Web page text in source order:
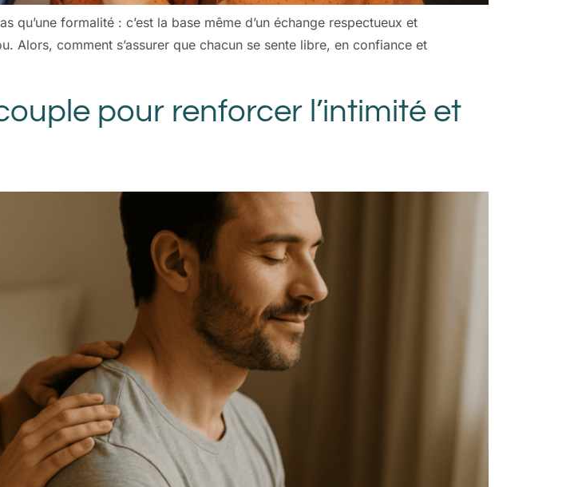
qu’une formalité : c’est la base même d’un échange respectueux et
Alors, comment s’assurer que chacun se sente libre, en confiance et
pour renforcer l’intimité et